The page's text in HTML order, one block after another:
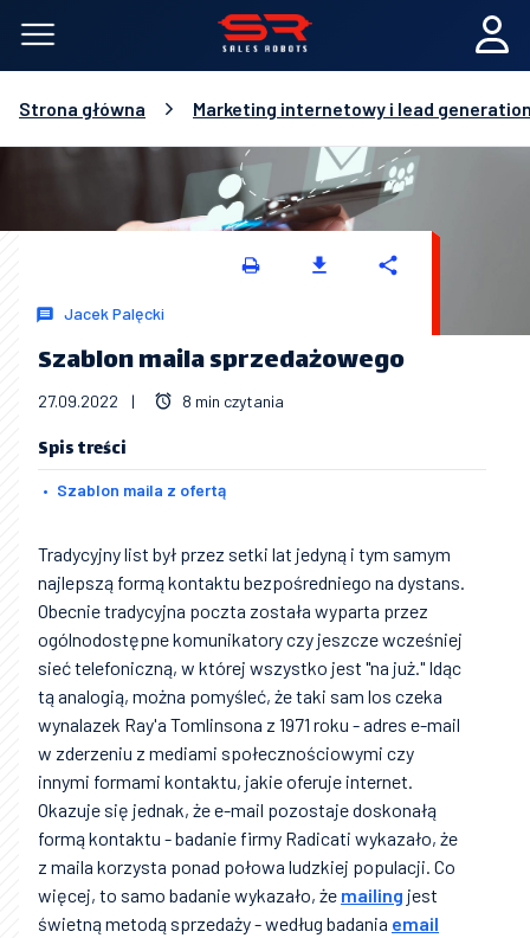
Strona główna Marketing internetowy i lead
Jacek Palęcki
Szablon maila sprzedażowego
27.09.2022 | 8 min czytania
Spis treści
Szablon maila z ofertą
Tradycyjny list był przez setki lat jedyną i tym samym
najlepszą formą kontaktu bezpośredniego na dystans.
Obecnie tradycyjna poczta została wyparta przez
ogólnodostępne komunikatory czy jeszcze wcześniej
sieć telefoniczną, w której wszystko jest "na już." Idąc
tą analogią, można pomyśleć, że taki sam los czeka
wynalazek Ray'a Tomlinsona z 1971 roku - adres e-mail
w zderzeniu z mediami społecznościowymi czy
innymi formami kontaktu, jakie oferuje internet.
Okazuje się jednak, że e-mail pozostaje doskonałą
formą kontaktu - badanie firmy Radicati wykazało, że
z maila korzysta ponad połowa ludzkiej populacji. Co
więcej, to samo badanie wykazało, że mailing jest
świetną metodą sprzedaży - według badania email